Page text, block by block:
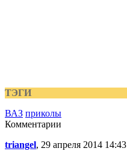
ТЭГИ
ВАЗ приколы
Комментарии
triangel, 29 апреля 2014 14:43